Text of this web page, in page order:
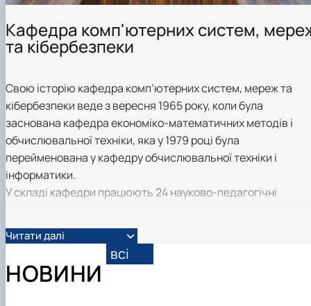
Кафедра комп'ютерних систем,
та кібербезпеки
Свою історію кафедра комп’ютерних систем, мереж та
кібербезпеки веде з вересня 1965 року, коли була
заснована кафедра економіко-математичних методів і
обчислювальної техніки, яка у 1979 році була
перейменована у кафедру обчислювальної техніки і
інформатики.
У складі кафедри працюють 24 науково-педагогічні
Основні напрямки наукових досліджень :
- розробка теоретичних основ та технології побудови та
функціювання комп’ютерних систем і мереж всіх рівнів та
призначення;
Читати далі
НОВИНИ
всі